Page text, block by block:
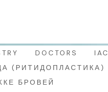
DOCTORS
IAC
(РИТИДОПЛАСТИКА)
БРОВЕЙ